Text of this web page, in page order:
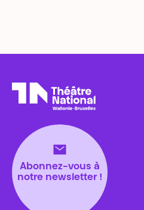
Abonnez-vous à
notre newsletter !